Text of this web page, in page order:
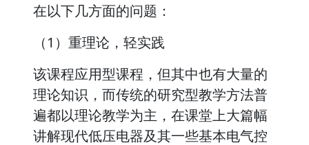
在以下几方面的问题：
（1）重理论，轻实践
该课程应用型课程，但其中也有大量的
理论知识，而传统的研究型教学方法普
遍都以理论教学为主，在课堂上大篇幅
讲解现代低压电器及其一些基本电气控